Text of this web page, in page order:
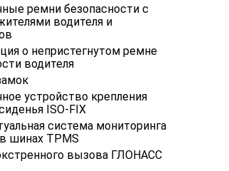
ремни безопасности с
водителя и
о непристегнутом ремне
водителя
устройство крепления
ISO-FIX
система мониторинга
шинах TPMS
вызова ГЛОНАСС